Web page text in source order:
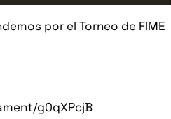
por el Torneo de FIME
g0qXPcjB